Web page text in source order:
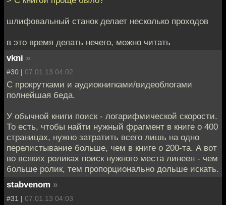
шлифовальный станок делает несколько проходов
в это время делать нечего, можно читать
vkni »
#30 | 07.01.13 04:02
С прокрутками и аудиокнигками/видеоблогами
полнейшая беда.
У обычной книги поиск - логарифмической скорости.
То есть, чтобы найти нужный фрагмент в книге о 400
страницах, нужно затратить всего лишь на одно
перелистывание больше, чем в книге о 200-та. А вот
во всяких роликах поиск нужного места линеен - чем
больше ролик, тем пропорционально дольше искать.
stabvenom »
#31 | 07.01.13 04:03